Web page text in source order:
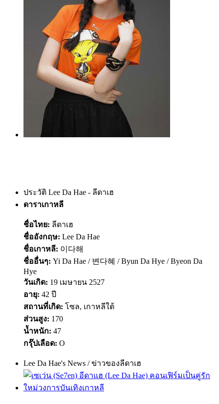
ประวัติ Lee Da Hae - ลีดาเฮ
ดาราเกาหลี
ชื่อไทย: ลีดาเฮ
ชื่ออังกฤษ: Lee Da Hae
ชื่อเกาหลี: 이다해
ชื่ออื่นๆ: Yi Da Hae / 변다혜 / Byun Da Hye / Byeon Da
Hye
วันเกิด: 19 เมษายน 2527
อายุ: 42 ปี
สถานที่เกิด: โซล, เกาหลีใต้
ส่วนสูง: 170
น้ำหนัก: 47
กรุ๊ปเลือด: O
Lee Da Hae's News / ข่าวของลีดาเฮ